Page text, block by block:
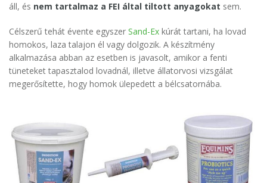
áll, és nem tartalmaz a FEI által tiltott anyagokat sem.
Célszerű tehát évente egyszer Sand-Ex kúrát tartani, ha lovad
homokos, laza talajon él vagy dolgozik. A készítmény
alkalmazása abban az esetben is javasolt, amikor a fenti
tüneteket tapasztalod lovadnál, illetve állatorvosi vizsgálat
megerősítette, hogy homok ülepedett a bélcsatornába.